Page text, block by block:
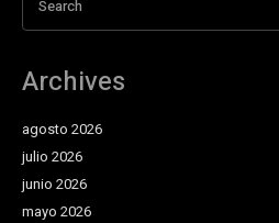
Search
Archives
agosto 2026
julio 2026
junio 2026
mayo 2026